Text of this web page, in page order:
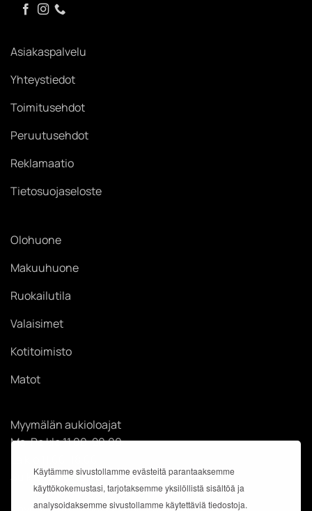
Käytämme sivustollamme evästeitä parantaaksemme
käyttökokemustasi, tarjotaksemme yksilöllistä sisältöä ja
analysoidaksemme sivustollamme käytettäviä tiedostoja.
Asiakaspalvelu
Yhteystiedot
Toimitusehdot
Peruutusehdot
Reklamaatio
Tietosuojaseloste
Olohuone
Makuuhuone
Ruokailutila
Valaisimet
Kotitoimisto
Matot
Myymälän aukioloajat
Ma-Pe klo 11.00-20.00
Su klo 12.00-18.00